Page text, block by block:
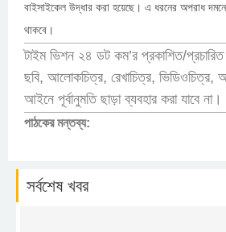
বাইসাইকেল উদ্ধার করা হয়েছে। এ ধরনের অপরাধ
থাকবে।
টাইম ভিশন ২৪ ডট কম’র প্রকাশিত/
ছবি, আলোকচিত্র, রেখাচিত্র, ভিডিওচিত্র,
আইনে পূর্বানুমতি ছাড়া ব্যবহার করা যাবে না।
পাঠকের মন্তব্য:
সর্বশেষ খবর